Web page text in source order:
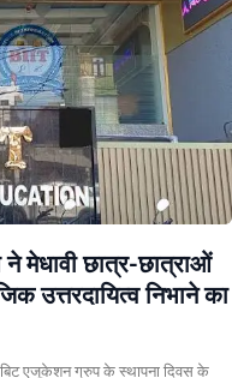
मेधावी छात्र-छात्राओं
उत्तरदायित्व निभाने का
बिट एजूकेशन ग्रुप के स्थापना दिवस के